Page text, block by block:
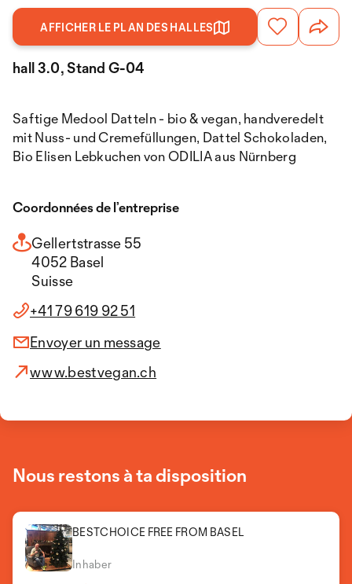
AFFICHER LE PLAN DES HALLES
hall 3.0, Stand G-04
Saftige Medool Datteln - bio & vegan, handveredelt
mit Nuss- und Cremefüllungen, Dattel Schokoladen,
Bio Elisen Lebkuchen von ODILIA aus Nürnberg
Coordonnées de l’entreprise
Gellertstrasse 55
4052 Basel
Suisse
+41 79 619 92 51
Envoyer un message
www.bestvegan.ch
Nous restons à ta disposition
BESTCHOICE FREE FROM BASEL
Inhaber